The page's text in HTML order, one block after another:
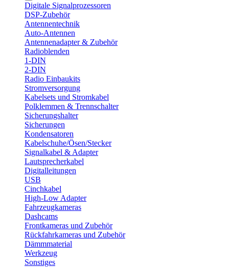
Digitale Signalprozessoren
DSP-Zubehör
Antennentechnik
Auto-Antennen
Antennenadapter & Zubehör
Radioblenden
1-DIN
2-DIN
Radio Einbaukits
Stromversorgung
Kabelsets und Stromkabel
Polklemmen & Trennschalter
Sicherungshalter
Sicherungen
Kondensatoren
Kabelschuhe/Ösen/Stecker
Signalkabel & Adapter
Lautsprecherkabel
Digitalleitungen
USB
Cinchkabel
High-Low Adapter
Fahrzeugkameras
Dashcams
Frontkameras und Zubehör
Rückfahrkameras und Zubehör
Dämmmaterial
Werkzeug
Sonstiges